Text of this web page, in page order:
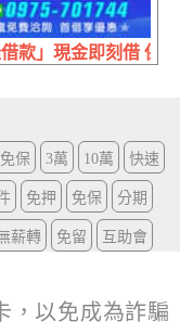
萬 講信用重專業
借款」現金即刻借 保
保 3萬 10萬 快速
免押 免保 分期
薪轉 免留 互助會
，以免成為詐騙